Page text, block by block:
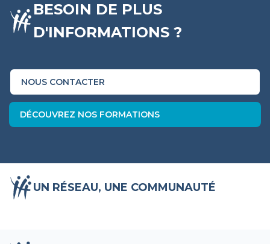
BESOIN DE PLUS
D'INFORMATIONS ?
NOUS CONTACTER
DÉCOUVREZ NOS FORMATIONS
UN RÉSEAU, UNE COMMUNAUTÉ